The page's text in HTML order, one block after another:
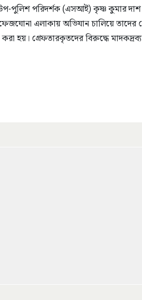
উপ-পুলিশ পরিদর্শক (এসআই) কৃষ্ণ কুমার
এলাকায় অভিযান চালিয়ে তাদের
হয়। গ্রেফতারকৃতদের বিরুদ্ধে